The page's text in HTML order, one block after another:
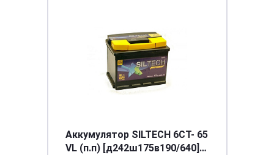
Аккумулятор SILTECH 6СТ- 65
VL (п.п) [д242ш175в190/640]